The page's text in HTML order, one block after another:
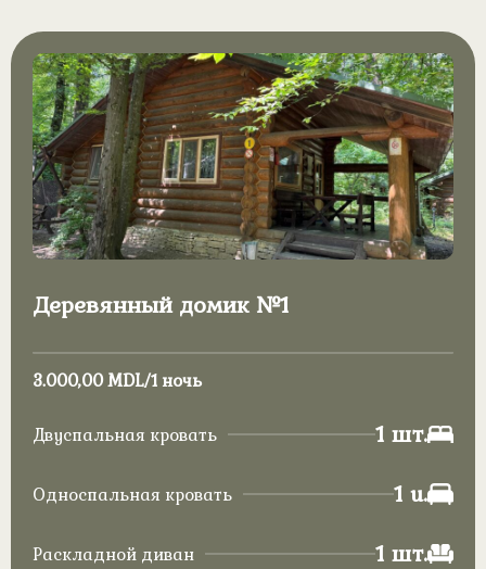
Деревянный домик №1
3.000,00 MDL/1 ночь
Двуспальная кровать 1 шт.
Односпальная кровать 1 u.
Раскладной диван 1 шт.